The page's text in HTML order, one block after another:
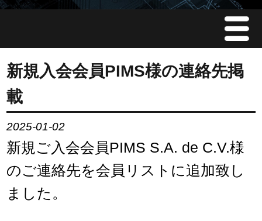
Menu
JMAについて
イベント案内
ご入会案内
会員限定情報
新規入会会員PIMS様の連絡先掲
載
2025-01-02
新規ご入会会員PIMS S.A. de C.V.様
のご連絡先を会員リストに追加致し
ました。